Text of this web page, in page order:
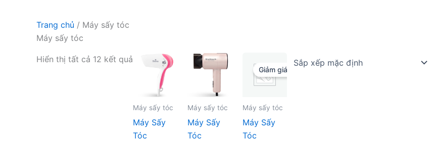
Trang chủ / Máy sấy tóc
Máy sấy tóc
Hiển thị tất cả 12 kết quả
Máy sấy tóc
Máy Sấy
Tóc
Máy sấy tóc
Máy Sấy
Tóc
Giảm giá!
Máy sấy tóc
Máy Sấy
Tóc